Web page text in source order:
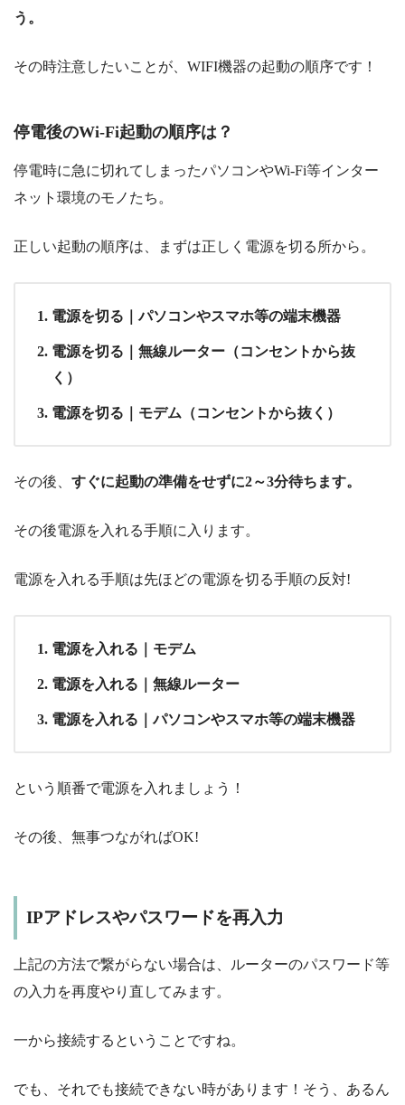
う。
その時注意したいことが、 WIFI機器の起動の順序です！
停電後のWi-Fi起動の順序は？
停電時に急に切れてしまったパソコンやWi-Fi等インター
ネット環境のモノたち。
正しい起動の順序は、まずは正しく電源を切る所から。
電源を切る｜パソコンやスマホ等の端末機器
電源を切る｜無線ルーター（コンセントから抜
く）
電源を切る｜モデム（コンセントから抜く）
その後、 すぐに起動の準備をせずに2～3分待ちます。
その後電源を入れる手順に入ります。
電源を入れる手順は先ほどの電源を切る手順の反対!
電源を入れる｜モデム
電源を入れる｜無線ルーター
電源を入れる｜パソコンやスマホ等の端末機器
という順番で電源を入れましょう！
その後、無事つながればOK!
IPアドレスやパスワードを再入力
上記の方法で繋がらない場合は、ルーターのパスワード等
の入力を再度やり直してみます。
一から接続するということですね。
でも、それでも接続できない時があります！そう、あるん